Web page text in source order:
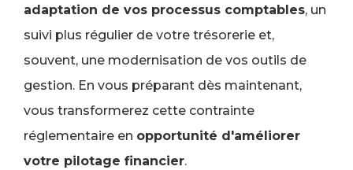
adaptation de vos processus comptables, un
suivi plus régulier de votre trésorerie et,
souvent, une modernisation de vos outils de
gestion. En vous préparant dès maintenant,
vous transformerez cette contrainte
réglementaire en opportunité d'améliorer
votre pilotage financier.